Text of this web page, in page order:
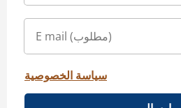
سياسة الخصوصية